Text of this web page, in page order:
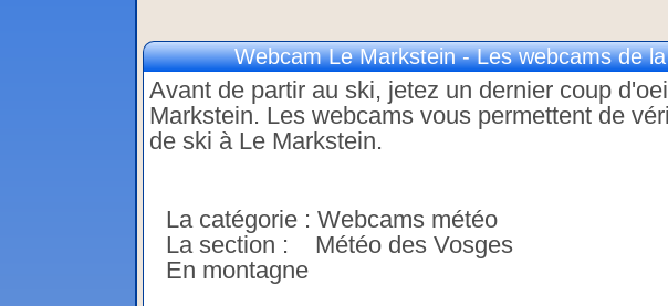
Webcam Le Markstein - Les webcams de
Avant de partir au ski, jetez un dernier coup
Markstein. Les webcams vous permettent de
de ski à Le Markstein.
La catégorie : Webcams météo
La section : Météo des Vosges
En montagne